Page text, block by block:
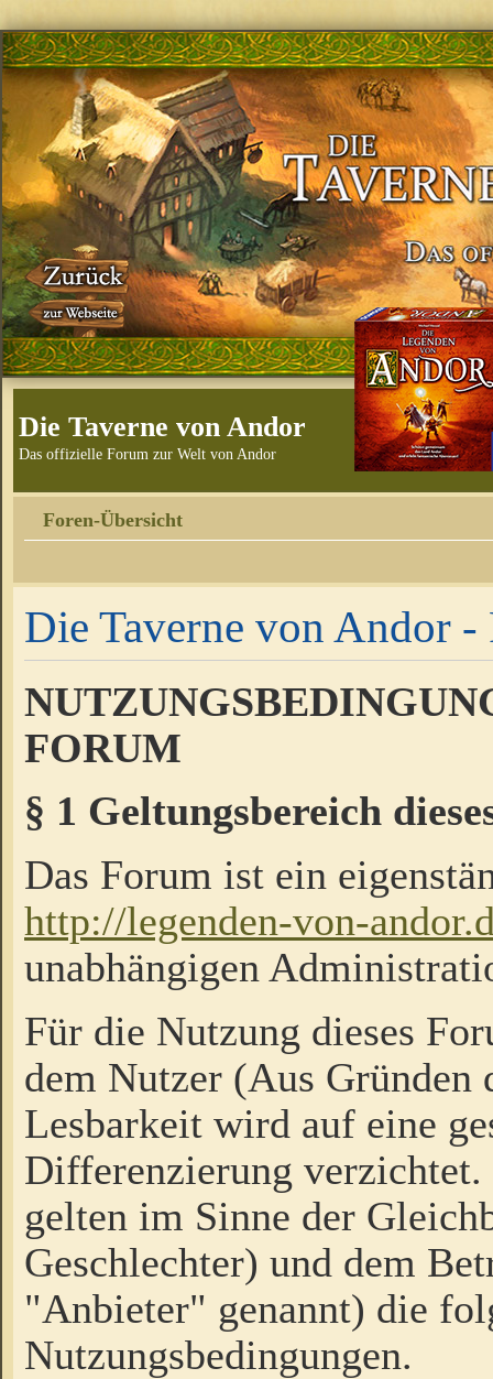
Die Taverne von Andor
Das offizielle Forum zur Welt von Andor
Foren-Übersicht
Die Taverne von Andor -
FORUM
§ 1 Geltungsbereich
Das Forum ist ein
http://legenden-von-
unabhängigen
Für die Nutzung dieses
dem Nutzer (Aus Gründen
Lesbarkeit wird auf eine
Differenzierung
gelten im Sinne der
Geschlechter) und dem
"Anbieter" genannt) die
Nutzungsbedingungen.